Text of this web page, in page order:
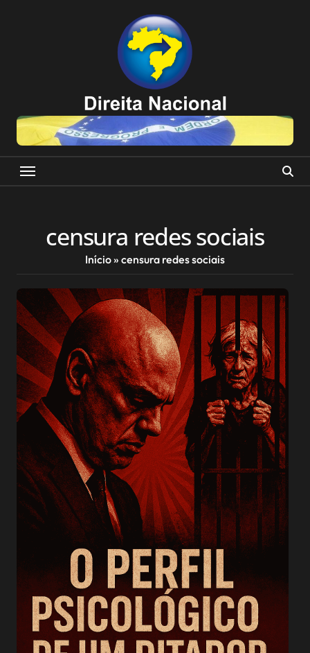
censura redes sociais
Início» censura redes sociais